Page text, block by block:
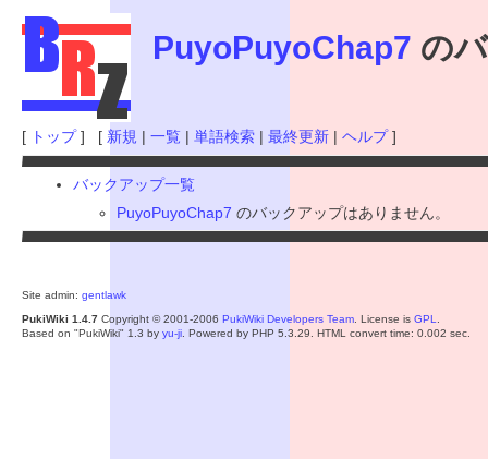
PuyoPuyoChap7 の
[ トップ] [ 新規 | 一覧 | 単語検索| 最終更新| ヘルプ]
バックアップ一覧
PuyoPuyoChap7 のバックアップはありません。
Site admin: gentlawk
PukiWiki 1.4.7Copyright © 2001-2006 PukiWiki Developers Team. License is GPL
Based on "PukiWiki" 1.3 by yu-ji. Powered by PHP 5.3.29. HTML convert time: 0.002 sec.